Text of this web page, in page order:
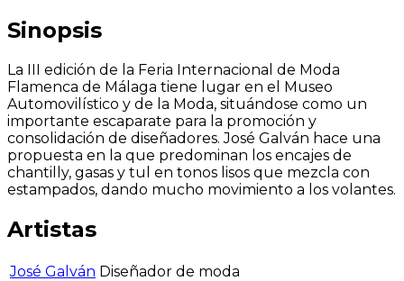
Sinopsis
La III edición de la Feria Internacional de Moda
Flamenca de Málaga tiene lugar en el Museo
Automovilístico y de la Moda, situándose como un
importante escaparate para la promoción y
consolidación de diseñadores. José Galván hace una
propuesta en la que predominan los encajes de
chantilly, gasas y tul en tonos lisos que mezcla con
estampados, dando mucho movimiento a los volantes.
Artistas
José Galván Diseñador de moda